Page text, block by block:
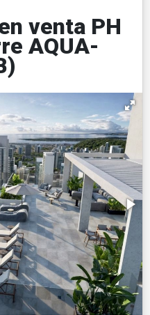
venta PH
AQUA-